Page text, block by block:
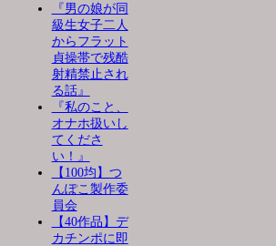
『男の娘が同
級生女子二人
からフラット
貞操帯で残酷
射精禁止され
る話』
『私のこと、
オナホ扱いし
てくださ
い！』
【100均】つ
んぽこ製作委
員会
【40作品】デ
カチンポに即